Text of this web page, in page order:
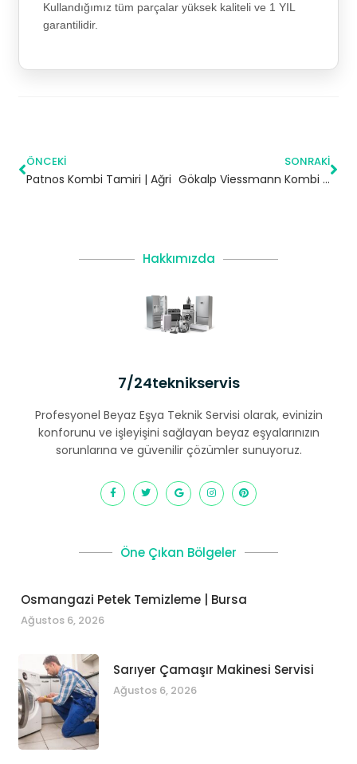
Kullandığımız tüm parçalar yüksek kaliteli ve 1 YIL
garantilidir.
ÖNCEKI
Patnos Kombi Tamiri | Ağri
SONRAKI
Gökalp Viessmann Kombi Servisi – Zeytinburnu Yetkili Servis
Hakkımızda
7/24teknikservis
Profesyonel Beyaz Eşya Teknik Servisi olarak, evinizin
konforunu ve işleyişini sağlayan beyaz eşyalarınızın
sorunlarına ve güvenilir çözümler sunuyoruz.
Öne Çıkan Bölgeler
Osmangazi Petek Temizleme | Bursa
Ağustos 6, 2026
Sarıyer Çamaşır Makinesi Servisi
Ağustos 6, 2026